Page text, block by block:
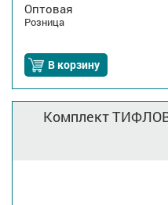
Оптовая
Розница
В корзину
Комплект